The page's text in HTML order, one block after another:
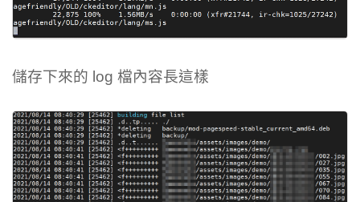
儲存下來的 log 檔內容長這樣